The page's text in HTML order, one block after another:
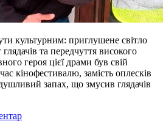
культурним: приглушене світло
та передчуття високого
героя цієї драми був свій
кінофестивалю, замість оплесків
запах, що змусив глядачів